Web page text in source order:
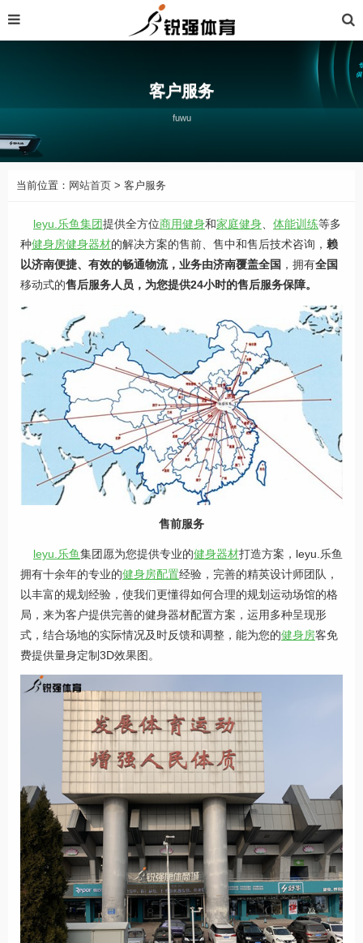
客户服务
fuwu
当前位置： 网站首页 > 客户服务
leyu.乐鱼集团提供全方位商用健身和家庭健身 体能训练等多
种健身房健身器材的解决方案的售前、售中和售后技术咨询， 赖
以济南便捷、有效的畅通物流，业务由济南覆盖全国 ，拥有全国
移动式的售后服务人员，为您提供24小时的售后服务保障。
售前服务
leyu.乐鱼集团愿为您提供专业的健身器材打造方案，leyu.乐鱼
拥有十余年的专业的健身房配置经验，完善的精英设计师团队，
以丰富的规划经验，使我们更懂得如何合理的规划运动场馆的格
局，来为客户提供完善的健身器材配置方案，运用多种呈现形
式，结合场地的实际情况及时反馈和调整，能为您的健身房客免
费提供量身定制3D效果图。